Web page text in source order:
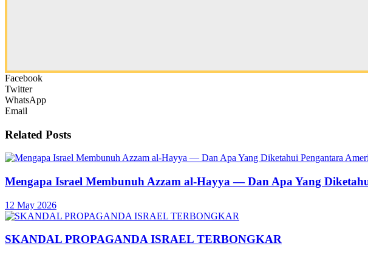
Facebook
Twitter
WhatsApp
Email
Related Posts
Mengapa Israel Membunuh Azzam al-Hayya — Dan Apa Yang
12 May 2026
SKANDAL PROPAGANDA ISRAEL TERBONGKAR